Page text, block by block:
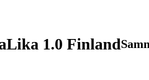
1.0 Finland